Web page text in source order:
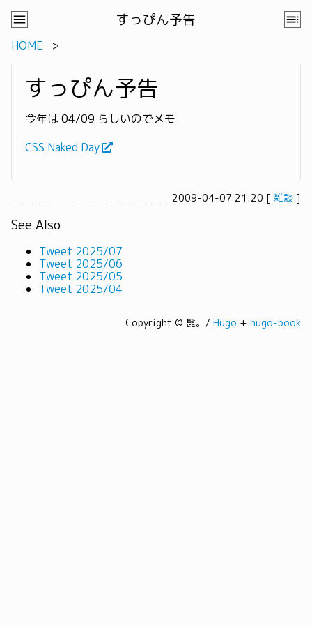
すっぴん予告
HOME
すっぴん予告
今年は 04/09 らしいのでメモ
CSS Naked Day
2009-04-07 21:20 [ 雑談 ]
See Also
Tweet 2025/07
Tweet 2025/06
Tweet 2025/05
Tweet 2025/04
Copyright © 髭。/ Hugo + hugo-book